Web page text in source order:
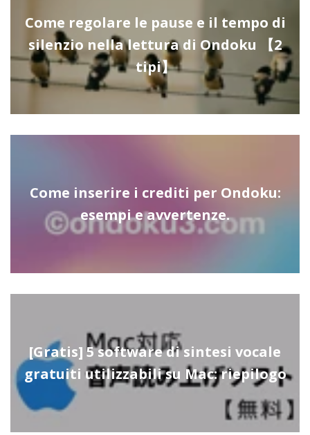
Come regolare le pause e il tempo di
silenzio nella lettura di Ondoku 【2
tipi】
Come inserire i crediti per Ondoku:
esempi e avvertenze.
[Gratis] 5 software di sintesi vocale
gratuiti utilizzabili su Mac: riepilogo